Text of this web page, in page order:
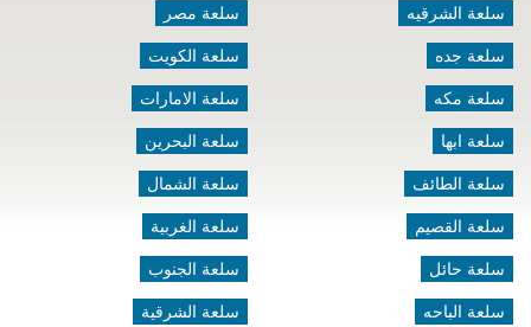
سلعة الشرقيه
سلعة جده
سلعة مكه
سلعة ابها
سلعة الطائف
سلعة القصيم
سلعة حائل
سلعة الباحه
سلعة مصر
سلعة الكويت
سلعة الامارات
سلعة البحرين
سلعة الشمال
سلعة الغربية
سلعة الجنوب
سلعة الشرقية